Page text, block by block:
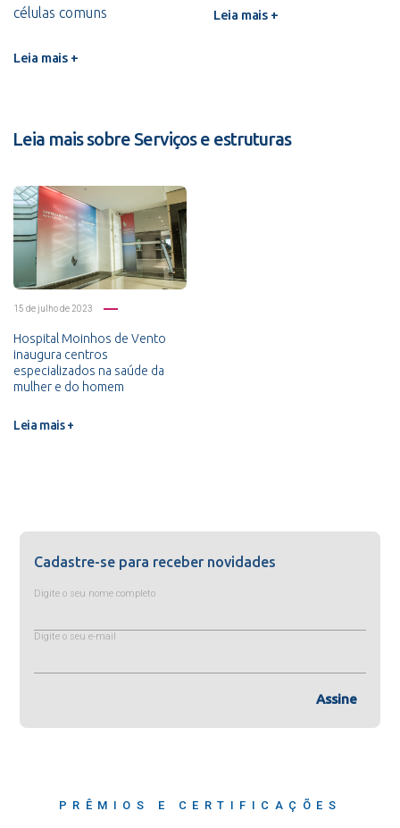
células comuns
Leia mais +
Leia mais +
Leia mais sobre Serviços e estruturas
15 de julho de 2023
Hospital Moinhos de Vento
inaugura centros
especializados na saúde da
mulher e do homem
Leia mais +
Cadastre-se para receber novidades
Digite o seu nome completo
Digite o seu e-mail
Assine
PRÊMIOS E CERTIFICAÇÕES